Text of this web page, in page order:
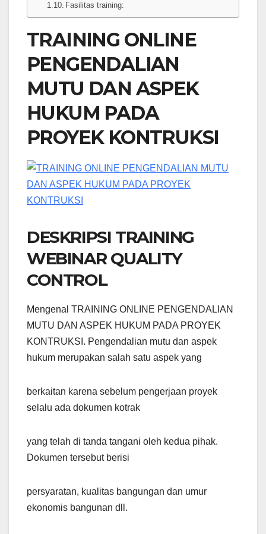
Fasilitas training:
TRAINING ONLINE
PENGENDALIAN
MUTU DAN ASPEK
HUKUM PADA
PROYEK KONTRUKSI
DESKRIPSI TRAINING
WEBINAR QUALITY
CONTROL
Mengenal TRAINING ONLINE PENGENDALIAN
MUTU DAN ASPEK HUKUM PADA PROYEK
KONTRUKSI. Pengendalian mutu dan aspek
hukum merupakan salah satu aspek yang
berkaitan karena sebelum pengerjaan proyek
selalu ada dokumen kotrak
yang telah di tanda tangani oleh kedua pihak.
Dokumen tersebut berisi
persyaratan, kualitas bangungan dan umur
ekonomis bangunan dll.